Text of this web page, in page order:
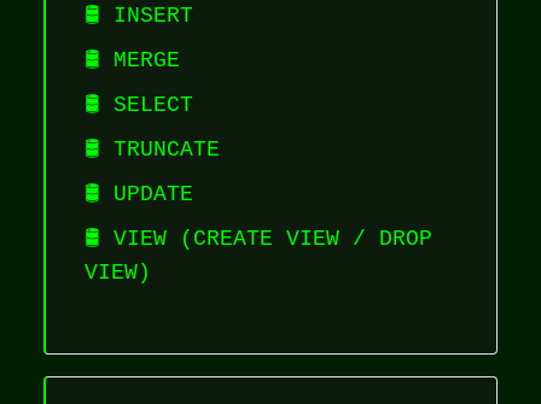
🛢️ INSERT
🛢️ MERGE
🛢️ SELECT
🛢️ TRUNCATE
🛢️ UPDATE
🛢️ VIEW (CREATE VIEW / DROP
VIEW)